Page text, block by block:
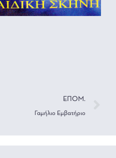
ΕΠΟΜ.
Γαμήλιο Εμβατήριο